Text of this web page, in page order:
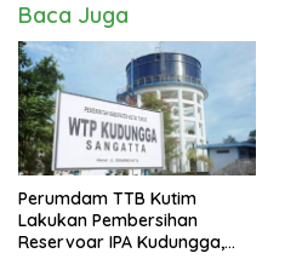
Baca Juga
Perumdam TTB Kutim
Lakukan Pembersihan
Reservoar IPA Kudungga,